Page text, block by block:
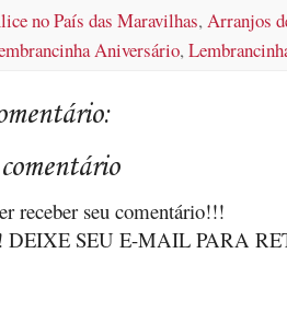
no País das Maravilhas,Arranjos
Aniversário,
receber seu comentário!!!
DEIXE SEU E-MAIL PARA